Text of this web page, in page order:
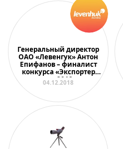
Генеральный директор
ОАО «Левенгук» Антон
Епифанов – финалист
конкурса «Экспортер
года 2018»
04.12.2018